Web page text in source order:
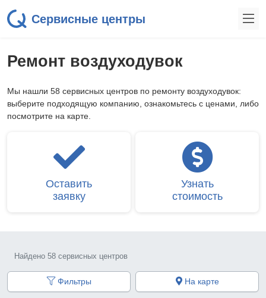
Сервисные центры
Ремонт воздуходувок
Мы нашли 58 сервисных центров по ремонту воздуходувок:
выберите подходящую компанию, ознакомьтесь с ценами, либо
посмотрите на карте.
Оставить
заявку
Узнать
стоимость
Найдено 58 сервисных центров
Фильтры На карте